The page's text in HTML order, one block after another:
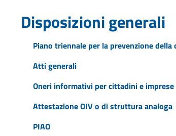
Disposizioni generali
Piano triennale per la prevenzione
Atti generali
Oneri informativi per cittadini e imprese
Attestazione OIV o di struttura analoga
PIAO